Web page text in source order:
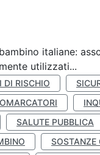
italiane:
utilizzati...
DI RISCHIO
SALUTE PUBBLICA
SOSTANZE